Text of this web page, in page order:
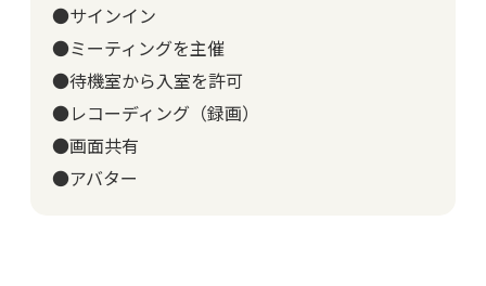
●サインイン
●ミーティングを主催
●待機室から入室を許可
●レコーディング（録画）
●画面共有
●アバター